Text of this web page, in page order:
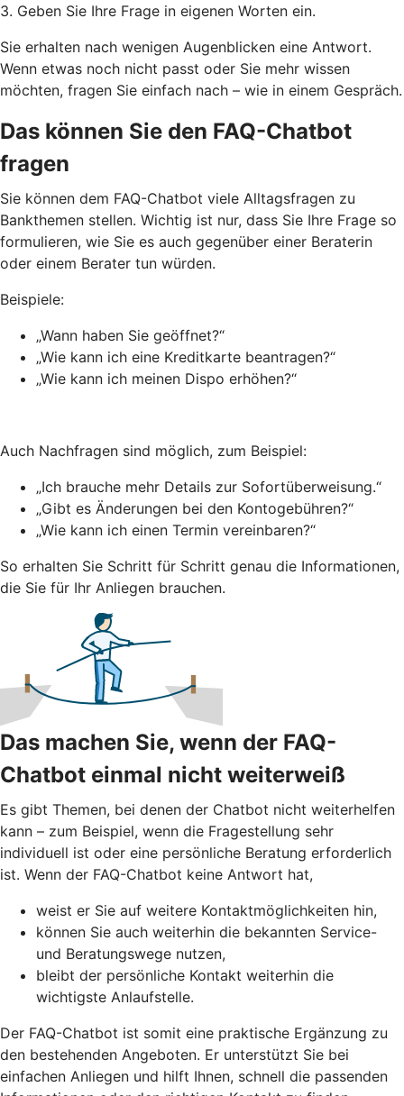
3. Geben Sie Ihre Frage in eigenen Worten ein.
Sie erhalten nach wenigen Augenblicken eine Antwort.
Wenn etwas noch nicht passt oder Sie mehr wissen
möchten, fragen Sie einfach nach – wie in einem Gespräch.
Das können Sie den FAQ-Chatbot
fragen
Sie können dem FAQ-Chatbot viele Alltagsfragen zu
Bankthemen stellen. Wichtig ist nur, dass Sie Ihre Frage so
formulieren, wie Sie es auch gegenüber einer Beraterin
oder einem Berater tun würden.
Beispiele:
„Wann haben Sie geöffnet?“
„Wie kann ich eine Kreditkarte beantragen?“
„Wie kann ich meinen Dispo erhöhen?“
Auch Nachfragen sind möglich, zum Beispiel:
„Ich brauche mehr Details zur Sofortüberweisung.“
„Gibt es Änderungen bei den Kontogebühren?“
„Wie kann ich einen Termin vereinbaren?“
So erhalten Sie Schritt für Schritt genau die Informationen,
die Sie für Ihr Anliegen brauchen.
Das machen Sie, wenn der FAQ-
Chatbot einmal nicht weiterweiß
Es gibt Themen, bei denen der Chatbot nicht weiterhelfen
kann – zum Beispiel, wenn die Fragestellung sehr
individuell ist oder eine persönliche Beratung erforderlich
ist. Wenn der FAQ-Chatbot keine Antwort hat,
weist er Sie auf weitere Kontaktmöglichkeiten hin,
können Sie auch weiterhin die bekannten Service-
und Beratungswege nutzen,
bleibt der persönliche Kontakt weiterhin die
wichtigste Anlaufstelle.
Der FAQ-Chatbot ist somit eine praktische Ergänzung zu
den bestehenden Angeboten. Er unterstützt Sie bei
einfachen Anliegen und hilft Ihnen, schnell die passenden